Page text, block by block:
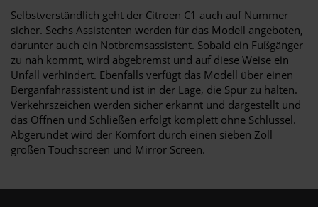
Selbstverständlich geht der Citroen C1 auch auf Nummer
sicher. Sechs Assistenten werden für das Modell angeboten,
darunter auch ein Notbremsassistent. Sobald ein Fußgänger
zu nah kommt, wird abgebremst und auf diese Weise ein
Unfall verhindert. Ebenfalls verfügt das Modell über einen
Berganfahrassistent und ist in der Lage, die Spur zu halten.
Verkehrszeichen werden sicher erkannt und dargestellt und
das Öffnen und Schließen erfolgt komplett ohne Schlüssel.
Abgerundet wird der Komfort durch einen sieben Zoll
großen Touchscreen und Mirror Screen.